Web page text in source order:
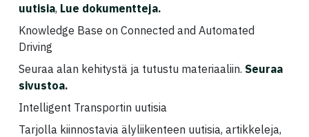
uutisia, Lue dokumentteja.
Knowledge Base on Connected and Automated
Driving
Seuraa alan kehitystä ja tutustu materiaaliin. Seuraa
sivustoa.
Intelligent Transportin uutisia
Tarjolla kiinnostavia älyliikenteen uutisia, artikkeleja,